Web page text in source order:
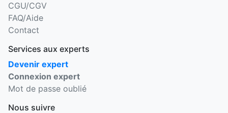
CGU/CGV
FAQ/Aide
Contact
Services aux experts
Devenir expert
Connexion expert
Mot de passe oublié
Nous suivre